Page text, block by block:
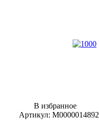
В избранное
Артикул: М0000014892